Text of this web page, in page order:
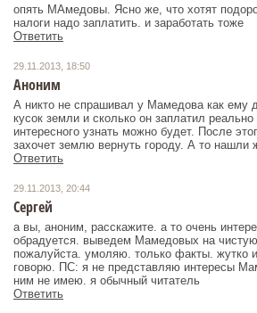
опять МАмедовы. Ясно же, что хотят
налоги надо заплатить. и заработать тоже
Ответить
29.11.2013, 18:50
Аноним
А никто не спрашивал у Мамедова как ему
кусок земли и сколько он заплатил реально
интересного узнать можно будет. После
захочет землю вернуть городу. А то нашли
Ответить
29.11.2013, 20:44
Сергей
а вы, аноним, расскажите. а то очень
обрадуется. выведем Мамедовых на
пожалуйста. умоляю. только факты. жутко
говорю. ПС: я не представляю интересы
ним не имею. я обычный читатель
Ответить